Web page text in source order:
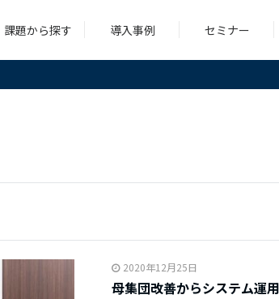
課題から探す 導入事例 セミナー
2020年12月25日
母集団改善からシステム運